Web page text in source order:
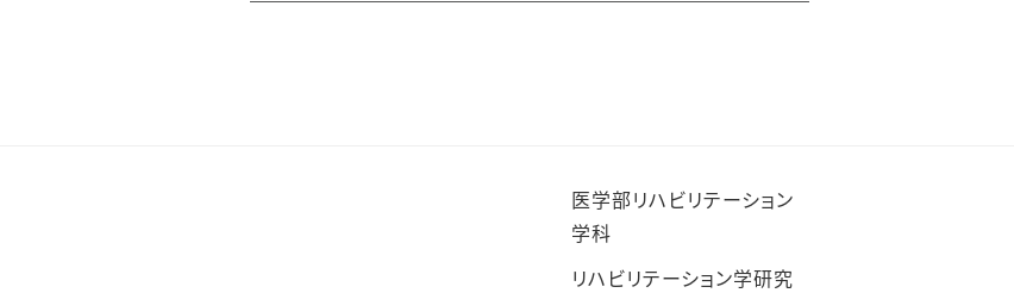
医学部リハビリテーション
学科
リハビリテーション学研究